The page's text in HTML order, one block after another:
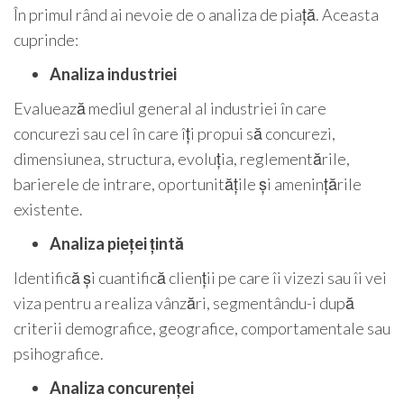
În primul rând ai nevoie de o analiza de piață. Aceasta
cuprinde:
Analiza industriei
Evaluează mediul general al industriei în care
concurezi sau cel în care îți propui să concurezi,
dimensiunea, structura, evoluția, reglementările,
barierele de intrare, oportunitățile și amenințările
existente.
Analiza pieței țintă
Identifică și cuantifică clienții pe care îi vizezi sau îi vei
viza pentru a realiza vânzări, segmentându-i după
criterii demografice, geografice, comportamentale sau
psihografice.
Analiza concurenței